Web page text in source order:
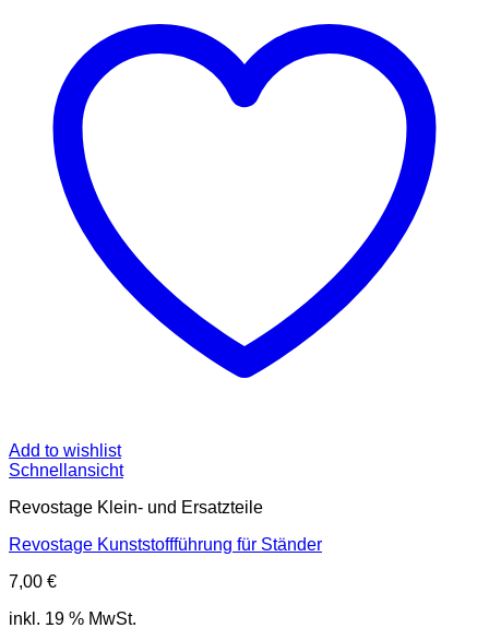
Add to wishlist
Schnellansicht
Revostage Klein- und Ersatzteile
Revostage Kunststoffführung für Ständer
7,00 €
inkl. 19 % MwSt.